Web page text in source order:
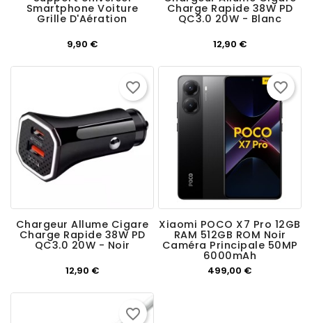
Smartphone Voiture
Grille D'Aération
9,90 €Prix
Charge Rapide 38W PD
QC3.0 20W - Blanc
12,90 €Prix
Chargeur Allume Cigare
Charge Rapide 38W PD
QC3.0 20W - Noir
12,90 €Prix
favorite_border
Xiaomi POCO X7 Pro 12GB
RAM 512GB ROM Noir
Caméra Principale 50MP
6000mAh
499,00 €
favorite_border
favorite_border